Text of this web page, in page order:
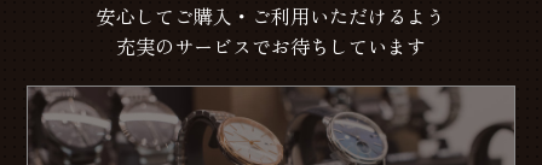
安心してご購入・ご利用いただけるよう
充実のサービスでお待ちしています